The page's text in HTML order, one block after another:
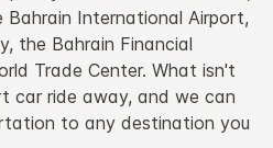
International Airport,
the Bahrain Financial
Trade Center. What isn't
car ride away, and we can
to any destination you